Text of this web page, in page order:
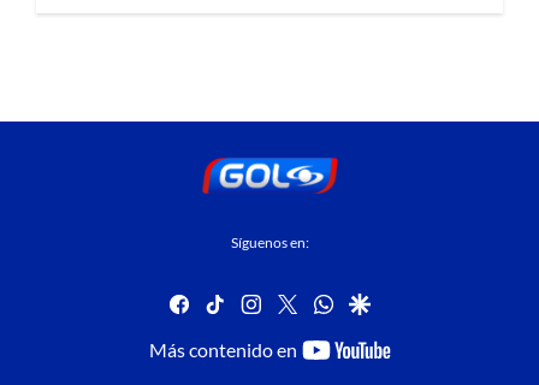
Síguenos en:
facebook
tiktok instagram
twitterwhatsapp
google
Más contenido en
youtube-